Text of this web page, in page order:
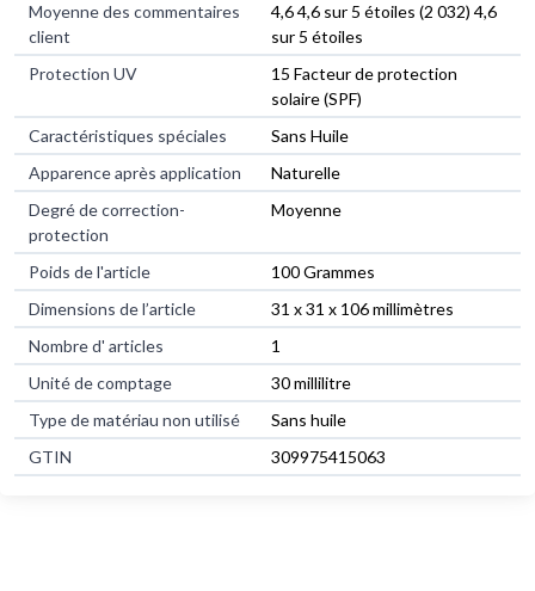
Moyenne des commentaires
client
4,6 4,6 sur 5 étoiles (2 032) 4,6
sur 5 étoiles
Protection UV
15 Facteur de protection
solaire (SPF)
Caractéristiques spéciales
Sans Huile
Apparence après application
Naturelle
Degré de correction-
protection
Moyenne
Poids de l'article
100 Grammes
Dimensions de l’article
31 x 31 x 106 millimètres
Nombre d' articles
1
Unité de comptage
30 millilitre
Type de matériau non utilisé
Sans huile
GTIN
309975415063